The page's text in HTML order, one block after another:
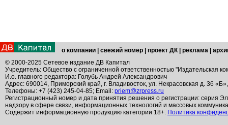
о компании свежий номер проект ДК реклама
© 2000-2025 Сетевое издание ДВ Капитал
Учредитель: Общество с ограниченной ответственностью "Издательская
И.о. главного редактора: Голубь Андрей Александрович
Адрес: 690014, Приморский край, г. Владивосток, ул. Некрасовская д. 36
Телефоны: +7 (423) 245-04-85; Email: priem@zrpress.ru
Регистрационный номер и дата принятия решения о регистрации: серия
надзору в сфере связи, информационных технологий и массовых
Содержит информационную продукцию категории 18+. Политика